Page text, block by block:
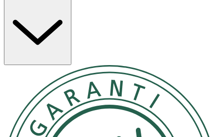
återfuktande. Basen är torrolja av kokos som har ett lågt
komedogent index för att undvika att porerna täpps
igen. Därför kan du även använda solsticket i ansiktet.
Beachkind använder en naturligt framställd zinkoxid som
skapar en skyddande sköld på ytan av huden som
reflekterar både UVA och UVB-strålar. Beachkinds
solkräm lever även upp till de krav som ställs för att
klassas som en så kallad ”Reef Safe”. Formulan är
vattenresistent så att så lite solkräm som möjligt hamnar
i vattnet.